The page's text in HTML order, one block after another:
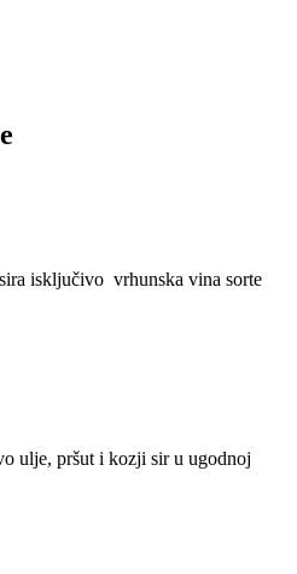
isključivo vrhunska vina sorte
ulje, pršut i kozji sir u ugodnoj